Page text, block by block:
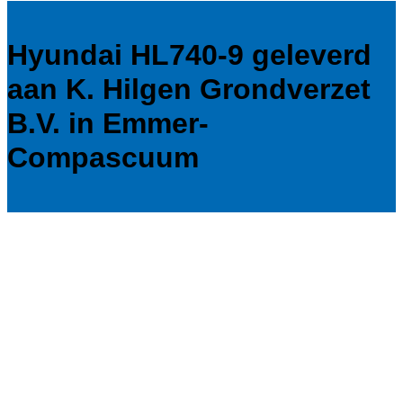
Hyundai HL740-9 geleverd
aan K. Hilgen Grondverzet
B.V. in Emmer-
Compascuum